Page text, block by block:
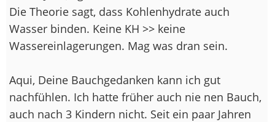
Die Theorie sagt, dass Kohlenhydrate auch
Wasser binden. Keine KH >> keine
Wassereinlagerungen. Mag was dran sein.
Aqui, Deine Bauchgedanken kann ich gut
nachfühlen. Ich hatte früher auch nie nen Bauch,
auch nach 3 Kindern nicht. Seit ein paar Jahren